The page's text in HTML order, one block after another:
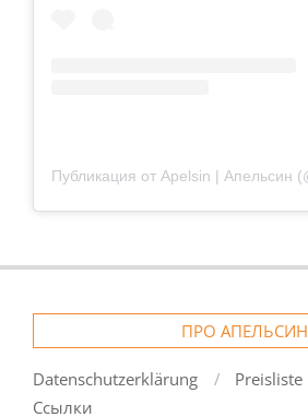
ПРО АПЕЛЬСИН
Datenschutzerklärung Preisliste
Ссылки